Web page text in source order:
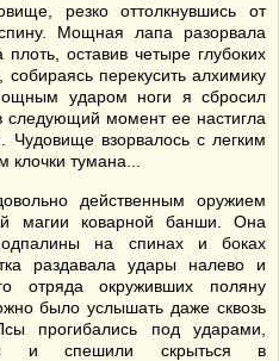
резко оттолкнувшись от
Мощная лапа разорвала
оставив четыре глубоких
перекусить алхимику
ударом ноги я сбросил
момент ее настигла
Чудовище взорвалось с легким
тумана...
действенным оружием
магии коварной банши. Она
на спинах и боках
раздавала удары налево и
отряда окруживших поляну
было услышать даже сквозь
прогибались под ударами,
и спешили скрыться в